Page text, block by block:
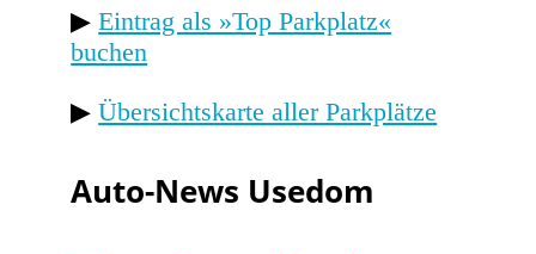
▶Eintrag als »Top Parkplatz«
buchen
▶Übersichtskarte aller Parkplätze
Auto-News Usedom